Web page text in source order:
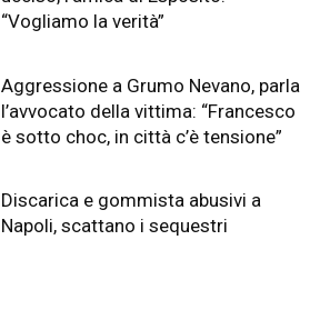
“Vogliamo la verità”
Aggressione a Grumo Nevano, parla
l’avvocato della vittima: “Francesco
è sotto choc, in città c’è tensione”
Discarica e gommista abusivi a
Napoli, scattano i sequestri